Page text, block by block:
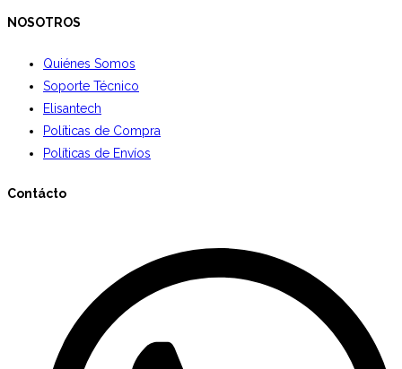
NOSOTROS
Quiénes Somos
Soporte Técnico
Elisantech
Políticas de Compra
Políticas de Envíos
Contácto